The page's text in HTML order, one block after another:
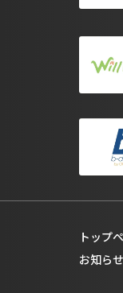
トップ
お知らせ